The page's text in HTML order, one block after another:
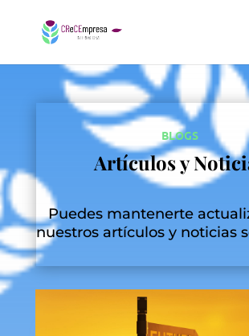
BLOGS
Artículos y
Puedes mantenerte
nuestros artículos y noticias